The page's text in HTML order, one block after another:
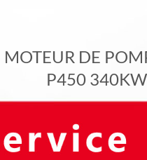
MOTEUR DE
P450